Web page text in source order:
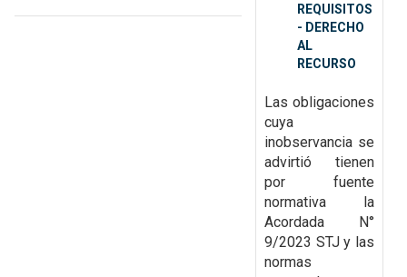
REQUISITOS
- DERECHO
AL
RECURSO
Las obligaciones
cuya
inobservancia se
advirtió tienen
por fuente
normativa la
Acordada N°
9/2023 STJ y las
normas